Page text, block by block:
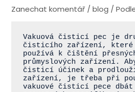
Zanechat komentář /blog /
Vakuová čisticí pec je
čisticího zařízení, které
používá k čištění
průmyslových zařízení.
čisticí účinek a
zařízení, je třeba při
vakuové čisticí pece dbát